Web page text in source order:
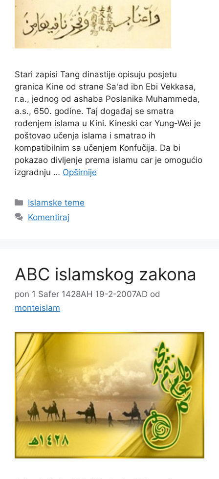
Stari zapisi Tang dinastije opisuju posjetu
granica Kine od strane Sa'ad ibn Ebi Vekkasa,
r.a., jednog od ashaba Poslanika Muhammeda,
a.s., 650. godine. Taj događaj se smatra
rođenjem islama u Kini. Kineski car Yung-Wei je
poštovao učenja islama i smatrao ih
kompatibilnim sa učenjem Konfučija. Da bi
pokazao divljenje prema islamu car je omogućio
izgradnju … Opširnije
Kategorije
Islamske teme
Komentiraj
ABC islamskog zakona
pon 1 Safer 1428AH 19-2-2007AD od
monteislam